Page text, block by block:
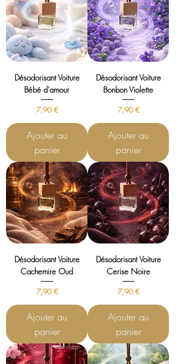
Désodorisant Voiture
Bébé d'amour
Prix
7,90 €
Ajouter au
panier
Désodorisant Voiture
Bonbon Violette
Prix
7,90 €
Ajouter au
panier
Désodorisant Voiture
Cachemire Oud
Prix
7,90 €
Ajouter au
panier
Désodorisant Voiture
Cerise Noire
Prix
7,90 €
Ajouter au
panier